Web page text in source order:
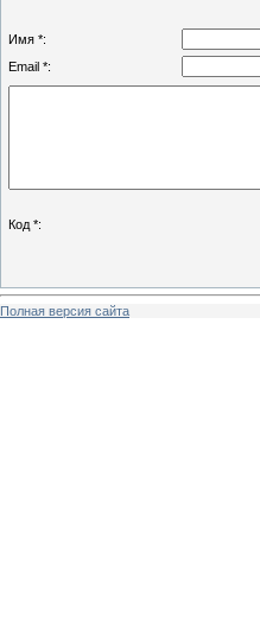
Имя *:
Email *:
Код *:
Полная версия сайта